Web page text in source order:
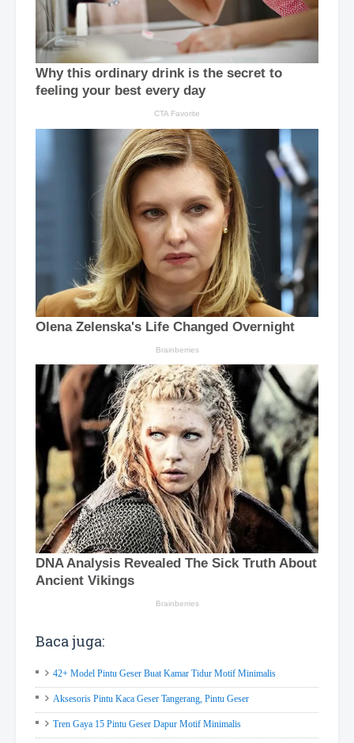
Baca juga:
42+ Model Pintu Geser Buat Kamar Tidur Motif Minimalis
Aksesoris Pintu Kaca Geser Tangerang, Pintu Geser
Tren Gaya 15 Pintu Geser Dapur Motif Minimalis